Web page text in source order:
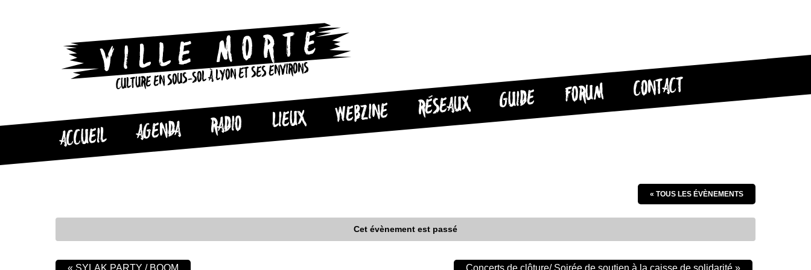
CULTURE EN SOUS-SOL À LYON ET SES ENVIRONS
ACCUEIL AGENDA RADIO LIEUX WEBZINE RÉSEAUX GUIDE FORUM CONTACT
« TOUS LES ÉVÈNEMENTS
Cet évènement est passé
« SYLAK PARTY / BOOM Concerts de clôture/ Soirée de soutien à la caisse de solidarité »